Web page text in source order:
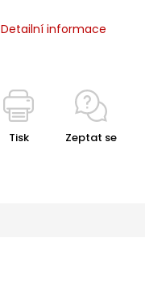
Detailní informace
Tisk Zeptat se